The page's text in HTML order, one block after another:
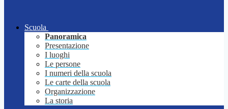
Scuola
Panoramica
Presentazione
I luoghi
Le persone
I numeri della scuola
Le carte della scuola
Organizzazione
La storia